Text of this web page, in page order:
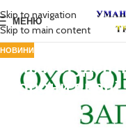
Skip to navigation
Skip to main content
МЕНЮ
НОВИНИ
Успіхи
охорони праці
Здобувачі освіти нашого
малюнка до Дня охорони